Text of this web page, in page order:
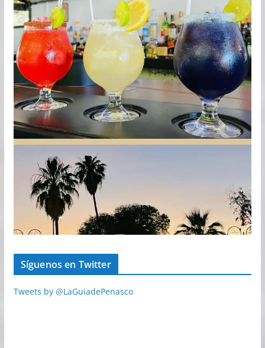
Síguenos en Twitter
Tweets by @LaGuiadePenasco